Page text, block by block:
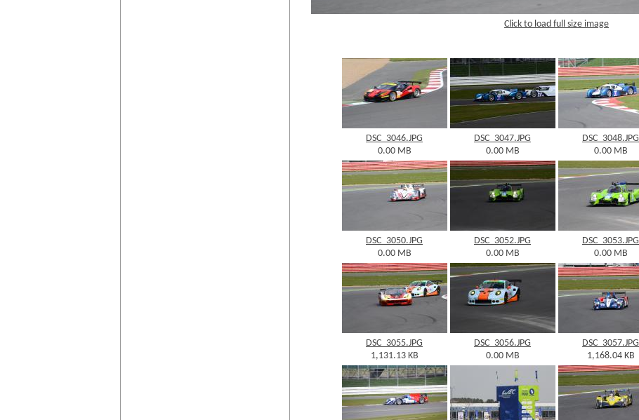
Click to load full size image
DSC_3046.JPG
0.00 MB
DSC_3047.JPG
0.00 MB
DSC_3048.JPG
0.00 MB
DSC_3050.JPG
0.00 MB
DSC_3052.JPG
0.00 MB
DSC_3053.JPG
0.00 MB
DSC_3055.JPG
1,131.13 KB
DSC_3056.JPG
0.00 MB
DSC_3057.JPG
1,168.04 KB